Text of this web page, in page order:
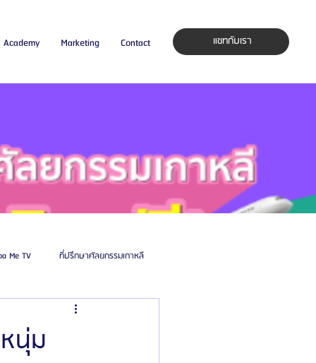
Academy Marketing Contact แชทกับเรา
Me TV ที่ปรึกษาศัลยกรรมเกาหลี
ศัลยแพทย์ ประเทศเกาหลี
นุ่ม